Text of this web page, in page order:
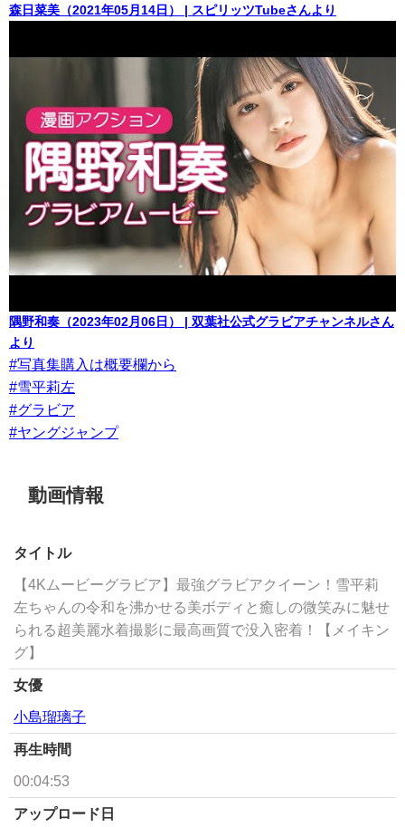
森日菜美（2021年05月14日） | スピリッツTubeさんより
隅野和奏（2023年02月06日） | 双葉社公式グラビアチャンネルさん
より
#写真集購入は概要欄から
#雪平莉左
#グラビア
#ヤングジャンプ
動画情報
タイトル
【4Kムービーグラビア】最強グラビアクイーン！雪平莉
左ちゃんの令和を沸かせる美ボディと癒しの微笑みに魅せ
られる超美麗水着撮影に最高画質で没入密着！【メイキン
グ】
女優
小島瑠璃子
再生時間
00:04:53
アップロード日